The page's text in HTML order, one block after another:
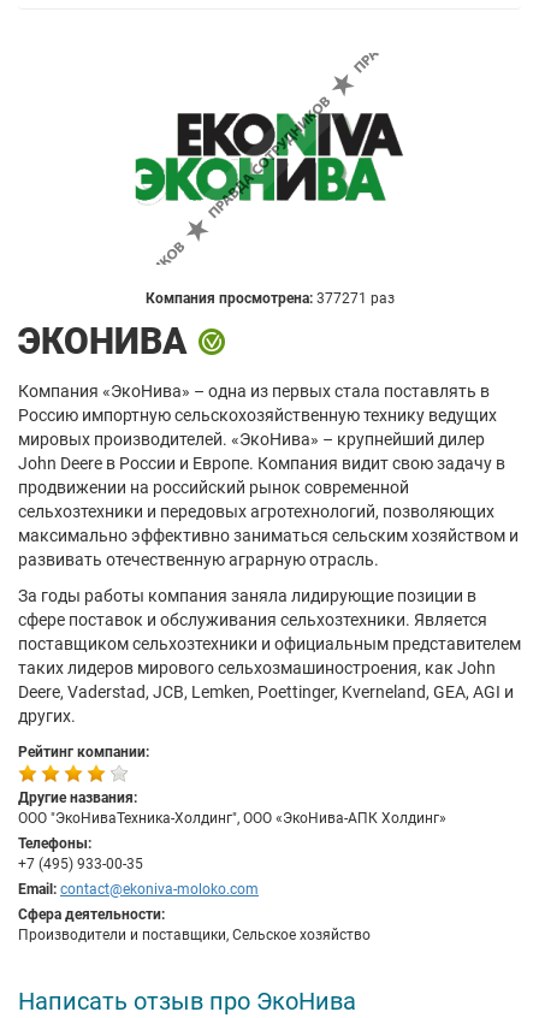
Компания просмотрена: 377271 раз
ЭКОНИВА
Компания «ЭкоНива» – одна из первых стала поставлять в
Россию импортную сельскохозяйственную технику ведущих
мировых производителей. «ЭкоНива» – крупнейший дилер
John Deere в России и Европе. Компания видит свою задачу в
продвижении на российский рынок современной
сельхозтехники и передовых агротехнологий, позволяющих
максимально эффективно заниматься сельским хозяйством и
развивать отечественную аграрную отрасль.
За годы работы компания заняла лидирующие позиции в
сфере поставок и обслуживания сельхозтехники. Является
поставщиком сельхозтехники и официальным представителем
таких лидеров мирового сельхозмашиностроения, как John
Deere, Vaderstad, JCB, Lemken, Poettinger, Kverneland, GEA, AGI и
других.
Рейтинг компании:
Другие названия:
ООО "ЭкоНиваТехника-Холдинг", ООО «ЭкоНива-АПК Холдинг»
Телефоны:
+7 (495) 933-00-35
Email: contact@ekoniva-moloko.com
Сфера деятельности:
Производители и поставщики, Сельское хозяйство
Написать отзыв про ЭкоНива